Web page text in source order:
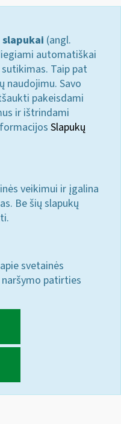
(angl.
automatiškai
Taip pat
naudojimu. Savo
pakeisdami
ir ištrindami
Slapukų
veikimui ir įgalina
Be šių slapukų
svetainės
patirties